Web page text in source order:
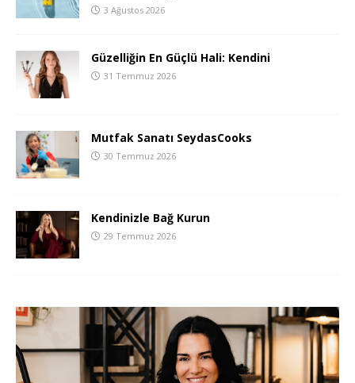
3 Ağustos 2026
Güzelliğin En Güçlü Hali: Kendini
31 Temmuz 2026
Mutfak Sanatı SeydasCooks
30 Temmuz 2026
Kendinizle Bağ Kurun
29 Temmuz 2026